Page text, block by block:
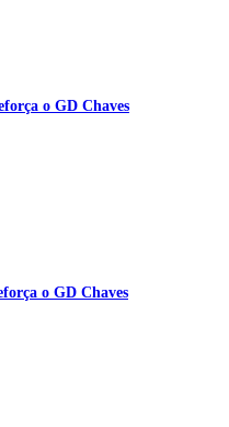
o GD Chaves
o GD Chaves